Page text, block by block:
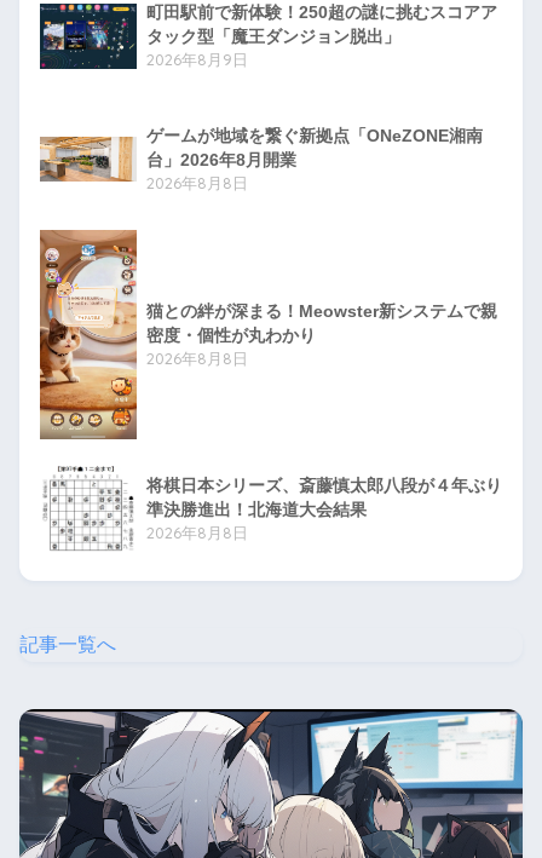
町田駅前で新体験！250超の謎に挑むスコアア
タック型「魔王ダンジョン脱出」
2026年8月9日
ゲームが地域を繋ぐ新拠点「ONeZONE湘南
台」2026年8月開業
2026年8月8日
猫との絆が深まる！Meowster新システムで親
密度・個性が丸わかり
2026年8月8日
将棋日本シリーズ、斎藤慎太郎八段が４年ぶり
準決勝進出！北海道大会結果
2026年8月8日
記事一覧へ